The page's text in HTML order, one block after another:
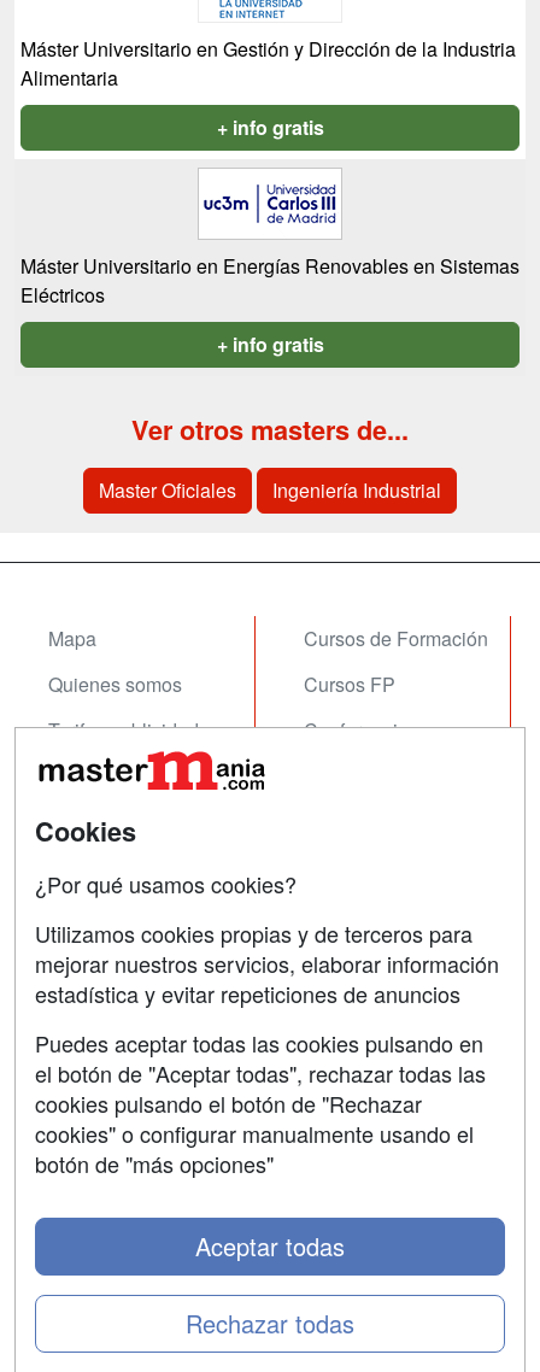
Máster Universitario en Gestión y Dirección de la Industria
Alimentaria
+ info gratis
Máster Universitario en Energías Renovables en Sistemas
Eléctricos
+ info gratis
Ver otros masters de...
Master Oficiales Ingeniería Industrial
Mapa
Quienes somos
Tarifas publicidad
Acceso Usuarios
Acceso Centros
Cursos de Formación
Cursos FP
Conferencias
Contactar
Confidencialidad
Aviso legal
Copyleft
Cookies
¿Por qué usamos cookies?
Utilizamos cookies propias y de terceros para
mejorar nuestros servicios, elaborar información
estadística y evitar repeticiones de anuncios
Puedes aceptar todas las cookies pulsando en
el botón de "Aceptar todas", rechazar todas las
cookies pulsando el botón de "Rechazar
cookies" o configurar manualmente usando el
botón de "más opciones"
Rechazar todas
Aceptar todas